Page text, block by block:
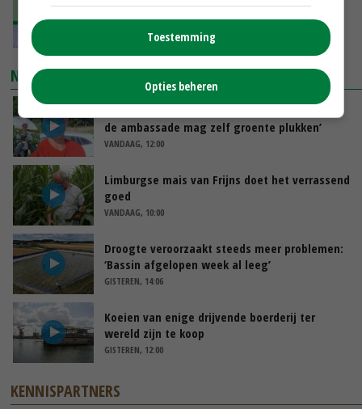
VANDAAG, 11:01
NIEUWSTE VIDEO'S
de ambassade mag zelf groente plukken’
VANDAAG, 12:00
Limburgse mais van Frijns doet het verrassend
goed
VANDAAG, 10:00
Droogte veroorzaakt steeds meer problemen:
‘Bassin afgelopen week al leeg’
GISTEREN, 14:06
Koeien van enige drijvende boerderij ter
wereld zijn te koop
GISTEREN, 12:00
KENNISPARTNERS
Toestemming
Opties beheren